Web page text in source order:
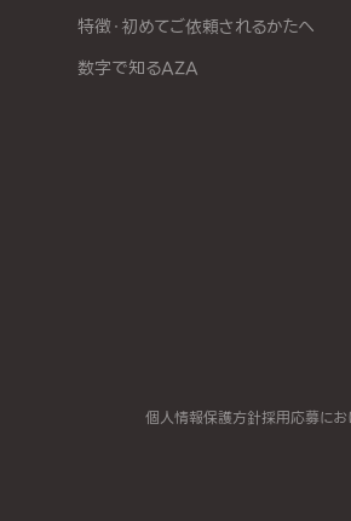
特徴・初めてご依頼されるかたへ
数字で知るAZA
個人情報保護方針採用応募に